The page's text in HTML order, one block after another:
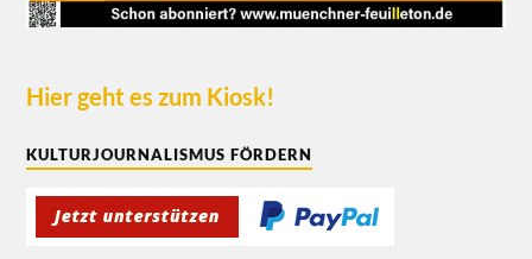
Hier geht es zum Kiosk!
KULTURJOURNALISMUS FÖRDERN